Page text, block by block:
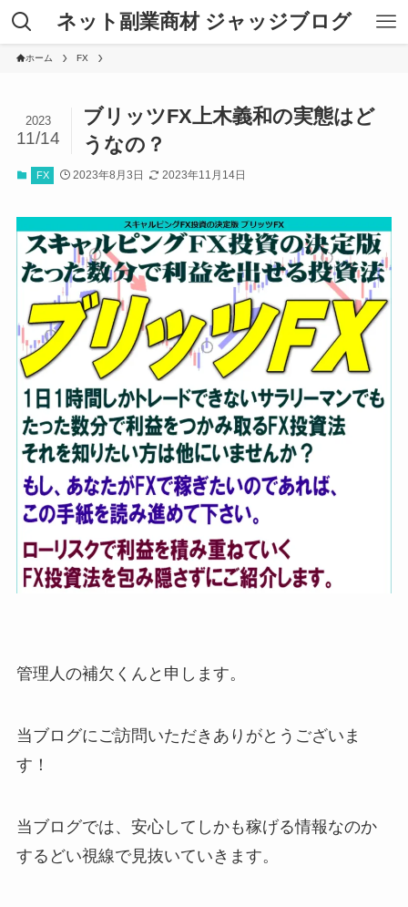
ネット副業商材 ジャッジブログ
ホーム FX
ブリッツFX上木義和の実態はど
うなの？
2023
11/14
FX 2023年8月3日 2023年11月14日
管理人の補欠くんと申します。
当ブログにご訪問いただきありがとうございま
す！
当ブログでは、安心してしかも稼げる情報なのか
するどい視線で見抜いていきます。